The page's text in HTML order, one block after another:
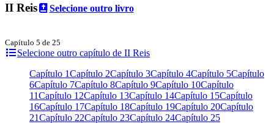
II Reis Selecione outro livro
Capítulo 5 de 25
Selecione outro capítulo de II Reis
Capítulo 1Capítulo 2Capítulo 3Capítulo 4Capítulo 5Capítulo
6Capítulo 7Capítulo 8Capítulo 9Capítulo 10Capítulo
11Capítulo 12Capítulo 13Capítulo 14Capítulo 15Capítulo
16Capítulo 17Capítulo 18Capítulo 19Capítulo 20Capítulo
21Capítulo 22Capítulo 23Capítulo 24Capítulo 25